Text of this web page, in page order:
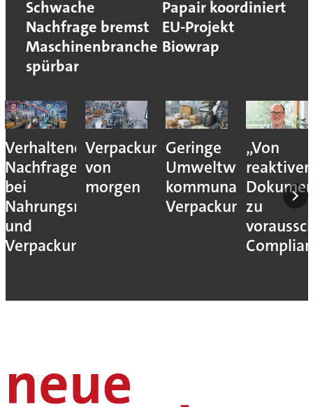
Schwache
Nachfrage bremst
Maschinenbranche
spürbar
Papair koordiniert
EU-Projekt
Biowrap
Verhaltene
Nachfrage
bei
Nahrungsmittel-
und
Verpackungsmaschinen
Verpackungslogistik
von
morgen
Geringe
Umweltwirkung
kommunaler
Verpackungssteuern
„Von
reaktiver
zu